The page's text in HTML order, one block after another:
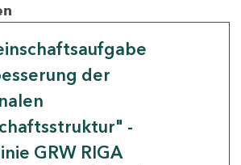
der
-
GRW RIGA